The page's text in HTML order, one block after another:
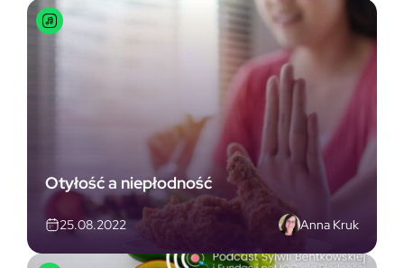
Otyłość a niepłodność
25.08.2022 Anna Kruk